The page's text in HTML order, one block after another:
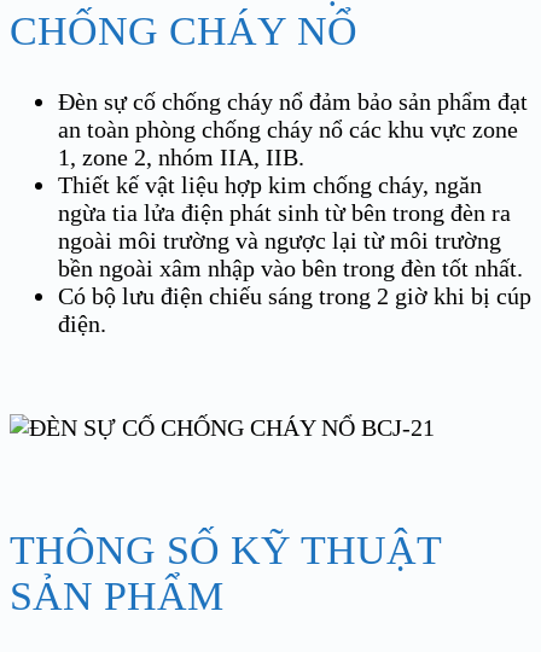
CHỐNG CHÁY NỔ
Đèn sự cố chống cháy nổ đảm bảo sản phẩm đạt
an toàn phòng chống cháy nổ các khu vực zone
1, zone 2, nhóm IIA, IIB.
Thiết kế vật liệu hợp kim chống cháy, ngăn
ngừa tia lửa điện phát sinh từ bên trong đèn ra
ngoài môi trường và ngược lại từ môi trường
bền ngoài xâm nhập vào bên trong đèn tốt nhất.
Có bộ lưu điện chiếu sáng trong 2 giờ khi bị cúp
điện.
THÔNG SỐ KỸ THUẬT
SẢN PHẨM